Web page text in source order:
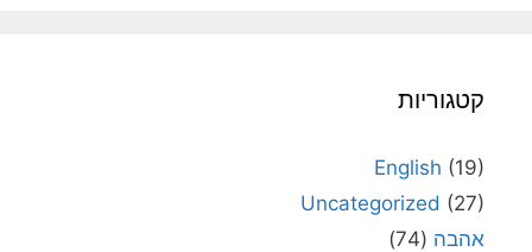
קטגוריות
English (19)
Uncategorized (27)
אהבה (74)